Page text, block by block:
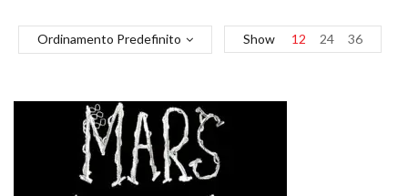
Ordinamento Predefinito Show 12 24 36